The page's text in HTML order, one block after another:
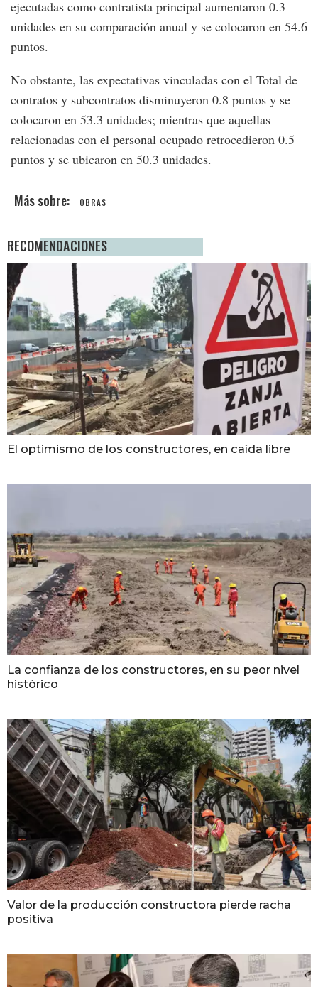
ejecutadas como contratista principal aumentaron 0.3
unidades en su comparación anual y se colocaron en 54.6
puntos.
No obstante, las expectativas vinculadas con el Total de
contratos y subcontratos disminuyeron 0.8 puntos y se
colocaron en 53.3 unidades; mientras que aquellas
relacionadas con el personal ocupado retrocedieron 0.5
puntos y se ubicaron en 50.3 unidades.
OBRAS
RECOMENDACIONES
El optimismo de los constructores, en caída libre
La confianza de los constructores, en su peor nivel
histórico
Valor de la producción constructora pierde racha
positiva